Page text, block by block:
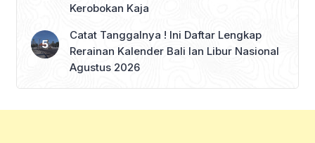
Kerobokan Kaja
Catat Tanggalnya ! Ini Daftar Lengkap
Rerainan Kalender Bali lan Libur Nasional
Agustus 2026